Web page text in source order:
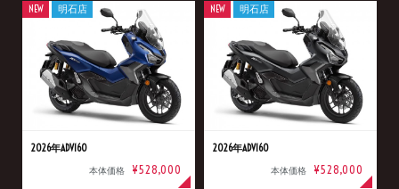
2026年ADV160
本体価格 ¥528,000
NEW 明石店
2026年ADV160
本体価格 ¥528,000
NEW 明石店